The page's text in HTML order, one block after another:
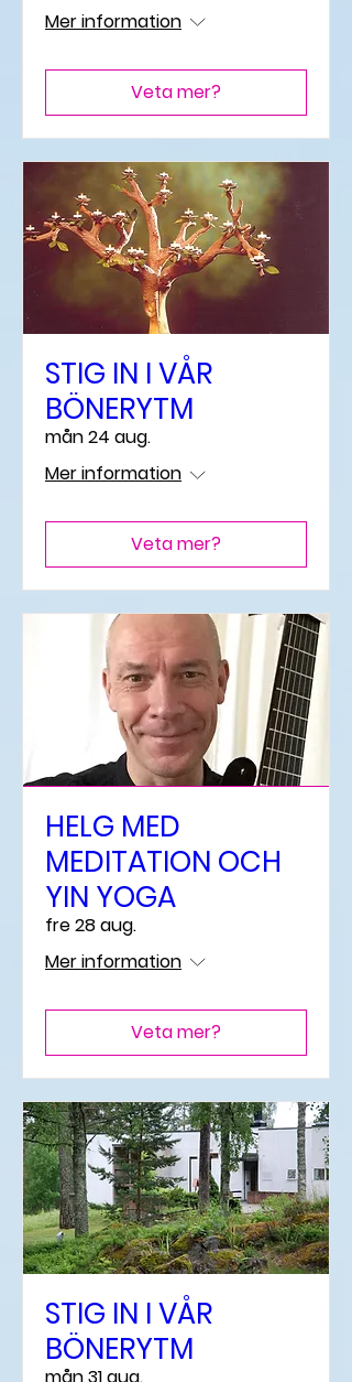
Mer information
Veta mer?
STIG IN I VÅR
BÖNERYTM
mån 24 aug.
Mer information
Veta mer?
HELG MED
MEDITATION OCH
YIN YOGA
fre 28 aug.
Mer information
Veta mer?
STIG IN I VÅR
BÖNERYTM